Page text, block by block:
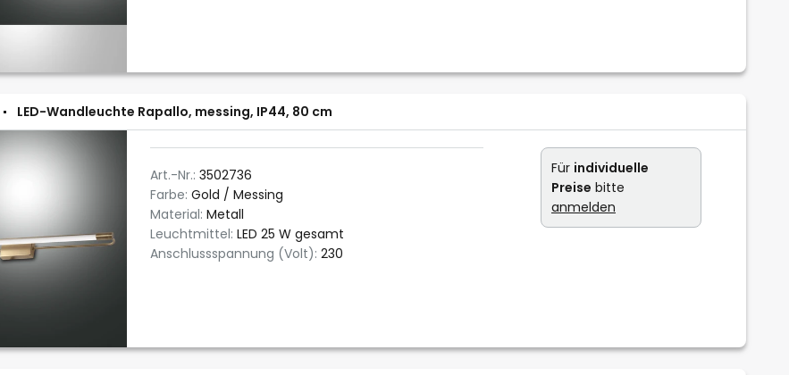
LED-Wandleuchte Rapallo, messing, IP44, 80 cm
Art.-Nr.: 3502736
Farbe: Gold / Messing
Material: Metall
Leuchtmittel: LED 25 W gesamt
Anschlussspannung (Volt): 230
Für individuelle
Preise bitte
anmelden